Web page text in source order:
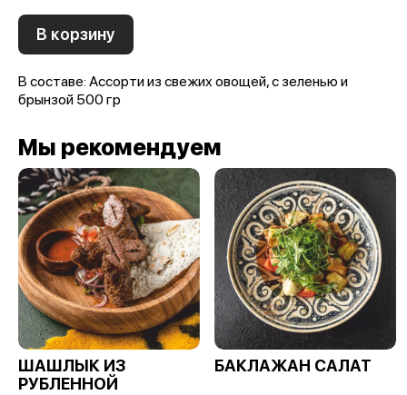
В корзину
В составе: Ассорти из свежих овощей, с зеленью и
брынзой 500 гр
Мы рекомендуем
ШАШЛЫК ИЗ
РУБЛЕННОЙ
БАКЛАЖАН САЛАТ